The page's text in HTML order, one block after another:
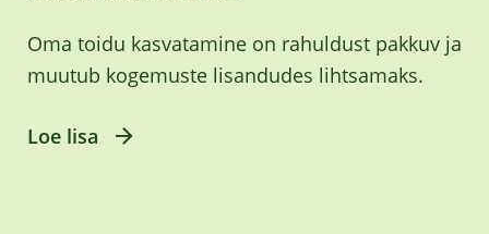
Oma toidu kasvatamine on rahuldust pakkuv ja
muutub kogemuste lisandudes lihtsamaks.
Loe lisa